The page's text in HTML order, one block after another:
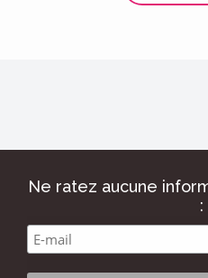
Ne ratez aucune
: